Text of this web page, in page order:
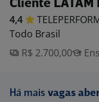
Cliente LATAM
4,4
Todo Brasil
R$ 2.700,00
Há mais vagas